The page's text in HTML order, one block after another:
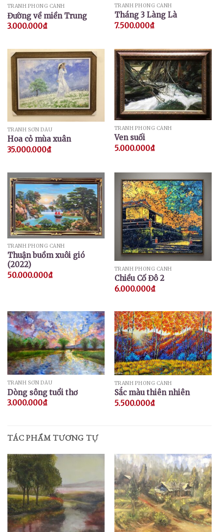
TRANH PHONG CẢNH
Đường về miền Trung
3.000.000₫
TRANH PHONG CẢNH
Tháng 3 Làng Là
7.500.000₫
TRANH SƠN DẦU
Hoa cỏ mùa xuân
35.000.000₫
TRANH PHONG CẢNH
Ven suối
5.000.000₫
TRANH PHONG CẢNH
Thuận buồm xuôi gió
(2022)
50.000.000₫
TRANH PHONG CẢNH
Chiều Cố Đô 2
6.000.000₫
TRANH SƠN DẦU
Dòng sông tuổi thơ
3.000.000₫
TRANH PHONG CẢNH
Sắc màu thiên nhiên
5.500.000₫
TÁC PHẨM TƯƠNG TỰ